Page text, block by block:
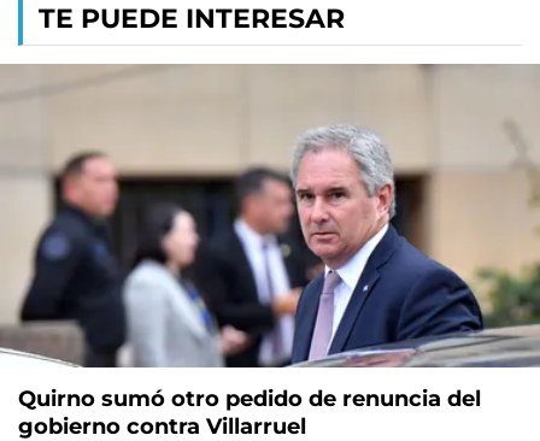
TE PUEDE INTERESAR
Quirno sumó otro pedido de renuncia del
gobierno contra Villarruel